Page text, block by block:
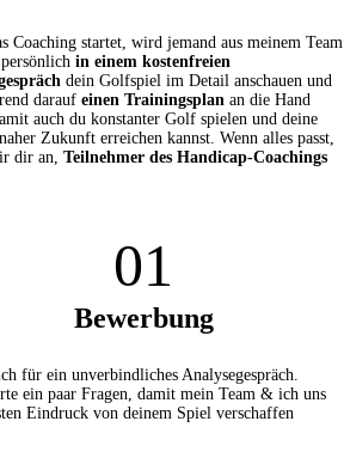
Coaching startet, wird jemand aus meinem Team
in einem kostenfreien
dein Golfspiel im Detail anschauen und
daraufeinen Trainingsplan an die Hand
auch du konstanter Golf spielen und deine
Zukunft erreichen kannst. Wenn alles passt,
dir an,Teilnehmer des Handicap-Coachings
01
Bewerbung
für ein unverbindliches Analysegespräch.
ein paar Fragen, damit mein Team & ich uns
Eindruck von deinem Spiel verschaffen